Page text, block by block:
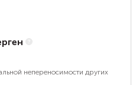
непереносимости других